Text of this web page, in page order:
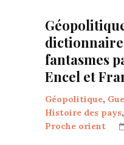
fantasmes
Encel et
Géopolitique,
Histoire des pays,
Proche orient